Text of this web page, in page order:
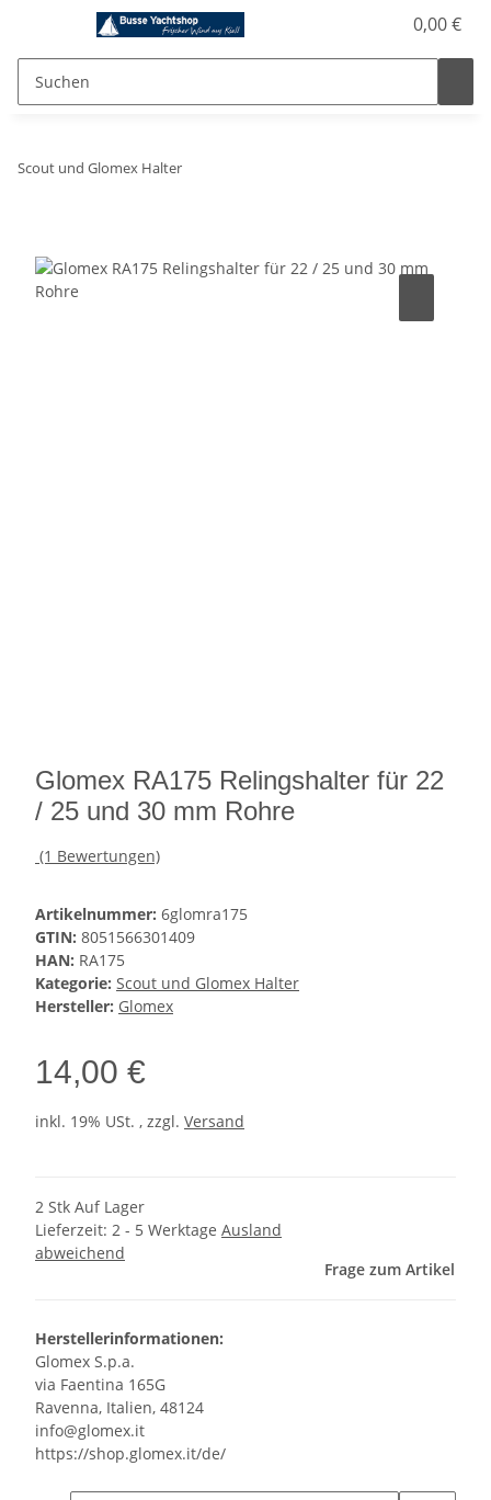
0,00 €
Scout und Glomex Halter
Glomex RA175 Relingshalter für 22
/ 25 und 30 mm Rohre
(1 Bewertungen)
Artikelnummer: 6glomra175
GTIN: 8051566301409
HAN: RA175
Kategorie: Scout und Glomex Halter
Hersteller: Glomex
14,00 €
inkl. 19% USt. , zzgl. Versand
2 Stk Auf Lager
Lieferzeit: 2 - 5 Werktage Ausland
abweichend
Frage zum Artikel
Herstellerinformationen:
Glomex S.p.a.
via Faentina 165G
Ravenna, Italien, 48124
info@glomex.it
https://shop.glomex.it/de/